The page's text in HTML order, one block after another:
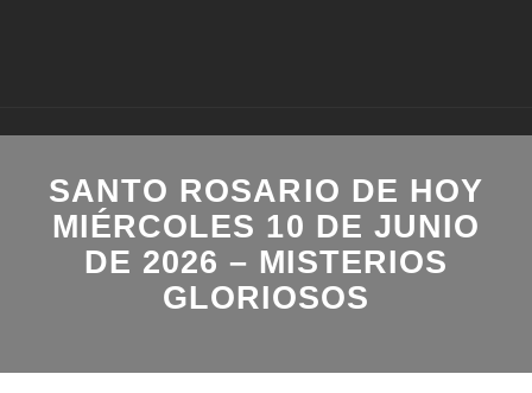
MIÉRCOLES 10 DE JUNIO
DE 2026 – MISTERIOS
GLORIOSOS